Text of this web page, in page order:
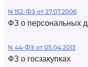
N 152-ФЗ от 27.07.2006
ФЗ о персональных
N 44-ФЗ от 05.04.2013
ФЗ о госзакупках